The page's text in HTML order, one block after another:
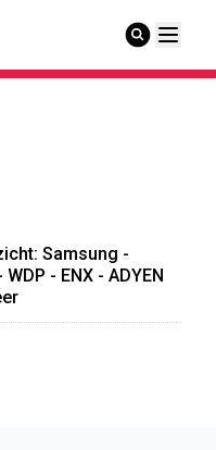
Samsung -
- ENX - ADYEN